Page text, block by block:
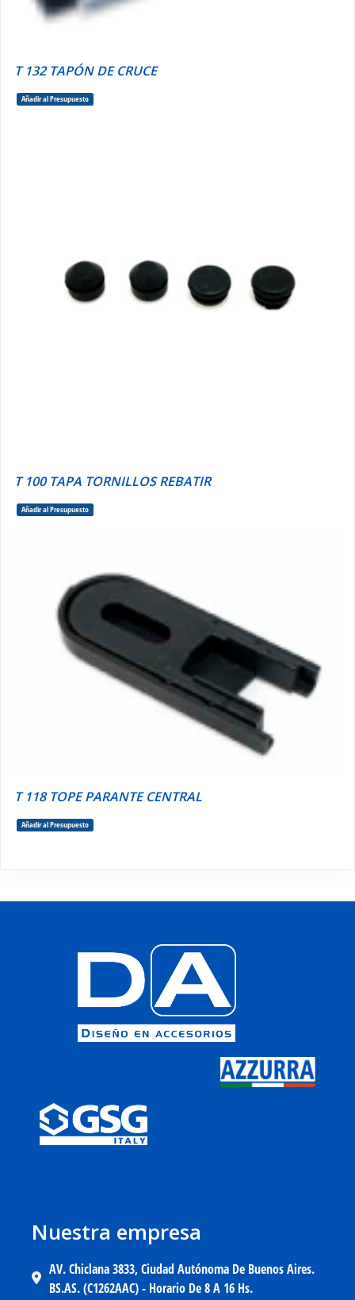
T 132 TAPÓN DE CRUCE
Añadir al Presupuesto
T 100 TAPA TORNILLOS REBATIR
Añadir al Presupuesto
T 118 TOPE PARANTE CENTRAL
Añadir al Presupuesto
Nuestra empresa
AV. Chiclana 3833, Ciudad Autónoma De Buenos Aires.
BS.AS. (C1262AAC) - Horario De 8 A 16 Hs.